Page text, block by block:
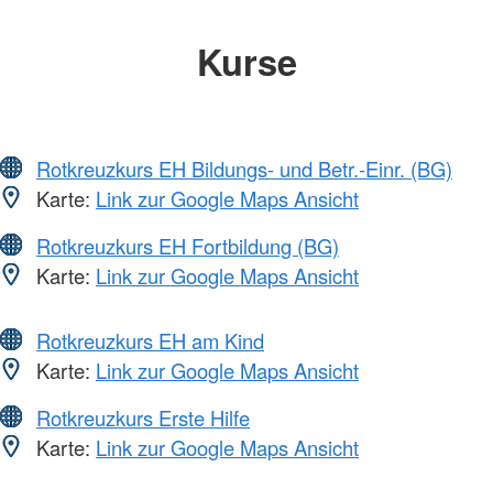
Kurse
Rotkreuzkurs EH Bildungs- und Betr.-Einr. (BG)
Karte: Link zur Google Maps Ansicht
Rotkreuzkurs EH Fortbildung (BG)
Karte: Link zur Google Maps Ansicht
Rotkreuzkurs EH am Kind
Karte: Link zur Google Maps Ansicht
Rotkreuzkurs Erste Hilfe
Karte: Link zur Google Maps Ansicht